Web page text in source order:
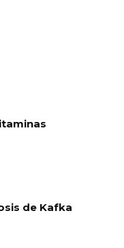
de Kafka